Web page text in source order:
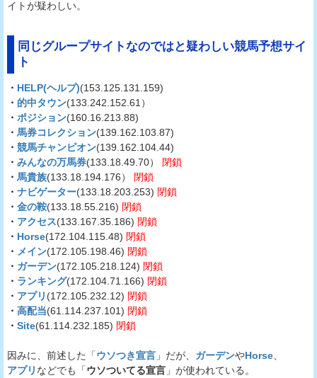
イトが疑わしい。
同じグループサイトなのではと疑わしい競馬予想サイ
ト
・ HELP(ヘルプ)(153.125.131.159)
・ 的中タウン(133.242.152.61）
・ ポジション(160.16.213.88)
・ 馬券コレクション(139.162.103.87)
・ 競馬チャンピオン(139.162.104.44)
・ みんなの万馬券(133.18.49.70） 閉鎖
・ 馬貴族(133.18.194.176） 閉鎖
・ ナビゲーター(133.18.203.253) 閉鎖
・ 金の鞍(133.18.55.216) 閉鎖
・ アクセス(133.167.35.186) 閉鎖
・ Horse(172.104.115.48) 閉鎖
・ メイン(172.105.198.46) 閉鎖
・ ガーデン(172.105.218.124) 閉鎖
・ ランキング(172.104.71.166) 閉鎖
・ アプリ (172.105.232.12) 閉鎖
・ 高配当(61.114.237.101) 閉鎖
・ Site(61.114.232.185) 閉鎖
因みに、前述した「ウソつき宣言 」だが、 ガーデンやHorse、
アプリ などでも「ウソついてる宣言 」が使われている。